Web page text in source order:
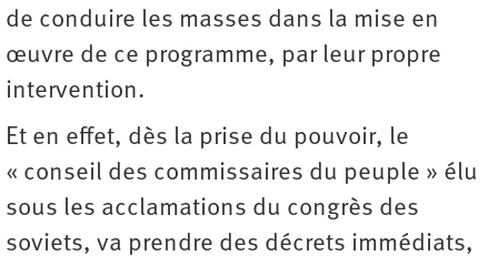
de conduire les masses dans la mise en
œuvre de ce programme, par leur propre
intervention.
Et en effet, dès la prise du pouvoir, le
« conseil des commissaires du peuple » élu
sous les acclamations du congrès des
soviets, va prendre des décrets immédiats,